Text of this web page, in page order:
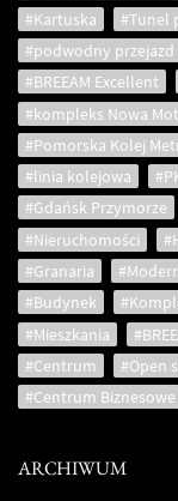
#Kartuska
#Tunel
#podwodny
#BREEAM Excellent
#kompleks Nowa
#Pomorska Kolej
#linia kolejowa
#Gdańsk Przymorze
#Nieruchomości
#Granaria
#Budynek
#Mieszkania
#Centrum
#Open
#Centrum Biznesowe
ARCHIWUM